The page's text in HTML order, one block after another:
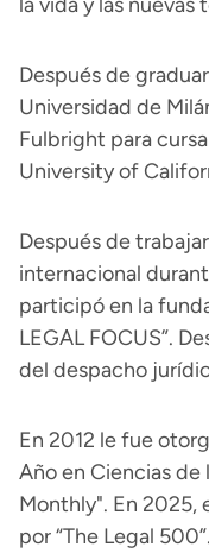
Después de
Universidad de
Fulbright para
University of
Después de
internacional
participó en la
LEGAL FOCUS”.
del despacho
En 2012 le fue
Año en Ciencias de
Monthly". En 2025,
por “The Legal 500”.